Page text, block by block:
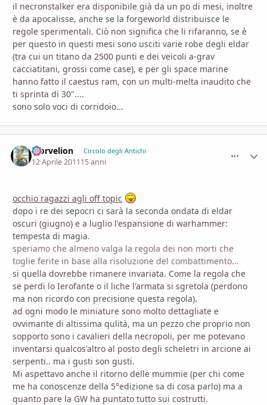
il necronstalker era disponibile già da un po di mesi, inoltre
è da apocalisse, anche se la forgeworld distribuisce le
regole sperimentali. Ciò non significa che li rifaranno, se è
per questo in questi mesi sono usciti varie robe degli eldar
(tra cui un titano da 2500 punti e dei veicoli a-grav
cacciatitani, grossi come case), e per gli space marine
hanno fatto il caestus ram, con un multi-melta inaudito che
ti sprinta di 30"....
sono solo voci di corridoio...
Morvelion Circolo degli Antichi
12 Aprile 201115 anni
occhio ragazzi agli off topic
dopo i re dei sepocri ci sarà la seconda ondata di eldar
oscuri (giugno) e a luglio l'espansione di warhammer:
tempesta di magia.
speriamo che almeno valga la regola dei non morti che
toglie ferite in base alla risoluzione del combattimento...
si quella dovrebbe rimanere invariata. Come la regola che
se perdi lo Ierofante o il liche l'armata si sgretola (perdono
ma non ricordo con precisione questa regola).
ad ogni modo le miniature sono molto dettagliate e
ovvimante di altissima qulità, ma un pezzo che proprio non
sopporto sono i cavalieri della necropoli, per me potevano
inventarsi qualcos'altro al posto degli scheletri in arcione ai
serpenti.. ma i gusti son gusti.
Mi aspettavo anche il ritorno delle mummie (per chi come
me ha conoscenze della 5°edizione sa di cosa parlo) ma a
quanto pare la GW ha puntato tutto sui costrutti.